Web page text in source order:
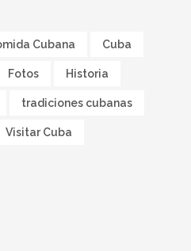
Cubana Cuba
Fotos Historia
tradiciones cubanas
Visitar Cuba